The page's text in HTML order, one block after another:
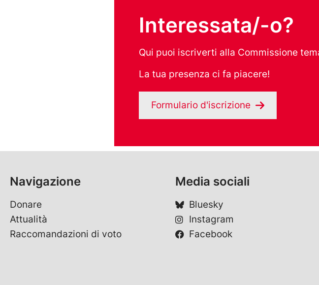
Interessata/-o?
Qui puoi iscriverti alla Commissione
La tua presenza ci fa piacere!
Formulario d'iscrizione
Navigazione
Donare
Attualità
Raccomandazioni di voto
Media sociali
Bluesky
Instagram
Facebook